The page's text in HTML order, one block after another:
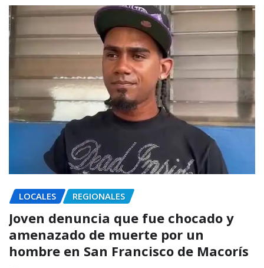
LOCALES REGIONALES
Joven denuncia que fue chocado y
amenazado de muerte por un
hombre en San Francisco de Macorís